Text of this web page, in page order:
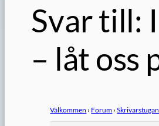
Svar till:
– låt oss
Välkommen › Forum › Skrivarstugan